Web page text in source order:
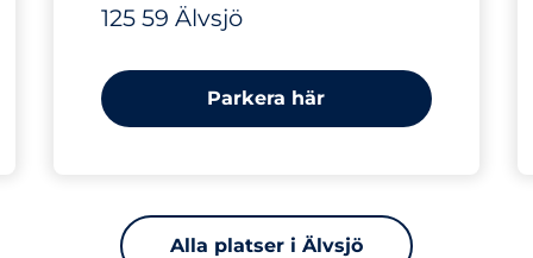
125 59 Älvsjö
Parkera här
Alla platser i Älvsjö